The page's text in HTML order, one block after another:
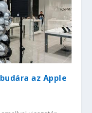
az Apple